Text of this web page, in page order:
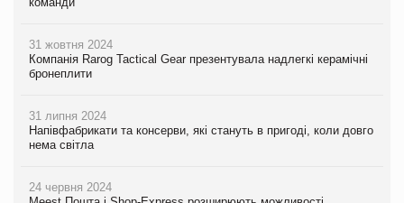
31 жовтня 2024
Компанія Rarog Tactical Gear презентувала надлегкі керамічні
бронеплити
31 липня 2024
Напівфабрикати та консерви, які стануть в пригоді, коли довго
нема світла
24 червня 2024